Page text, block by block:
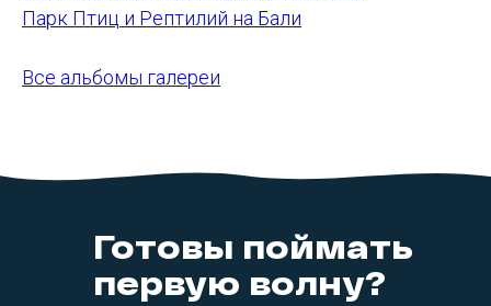
Парк Птиц и Рептилий на Бали
Все альбомы галереи
Готовы поймать
первую волну?